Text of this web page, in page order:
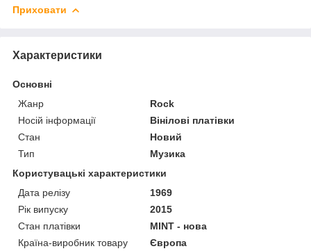
Приховати
Характеристики
Основні
Жанр
Rock
Носій інформації
Вінілові платівки
Стан
Новий
Тип
Музика
Користувацькі характеристики
Дата релізу
1969
Рік випуску
2015
Стан платівки
MINT - нова
Країна-виробник товару
Європа